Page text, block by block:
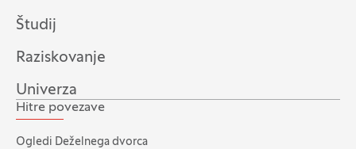
Študij
Raziskovanje
Univerza
Hitre povezave
Ogledi Deželnega dvorca